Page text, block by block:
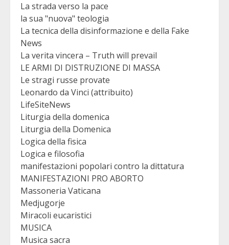
La strada verso la pace
la sua "nuova" teologia
La tecnica della disinformazione e della Fake
News
La verita vincera – Truth will prevail
LE ARMI DI DISTRUZIONE DI MASSA
Le stragi russe provate
Leonardo da Vinci (attribuito)
LifeSiteNews
Liturgia della domenica
Liturgia della Domenica
Logica della fisica
Logica e filosofia
manifestazioni popolari contro la dittatura
MANIFESTAZIONI PRO ABORTO
Massoneria Vaticana
Medjugorje
Miracoli eucaristici
MUSICA
Musica sacra